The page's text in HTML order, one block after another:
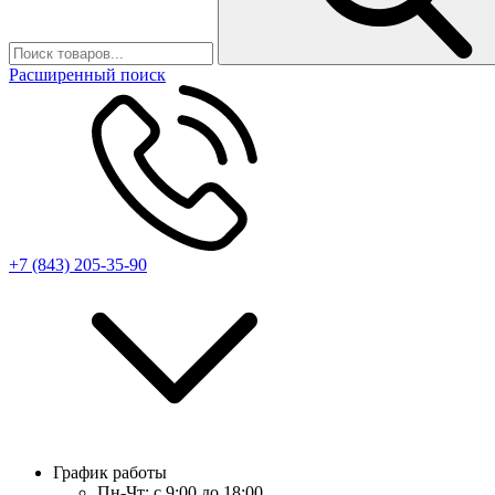
Расширенный поиск
+7 (843) 205-35-90
График работы